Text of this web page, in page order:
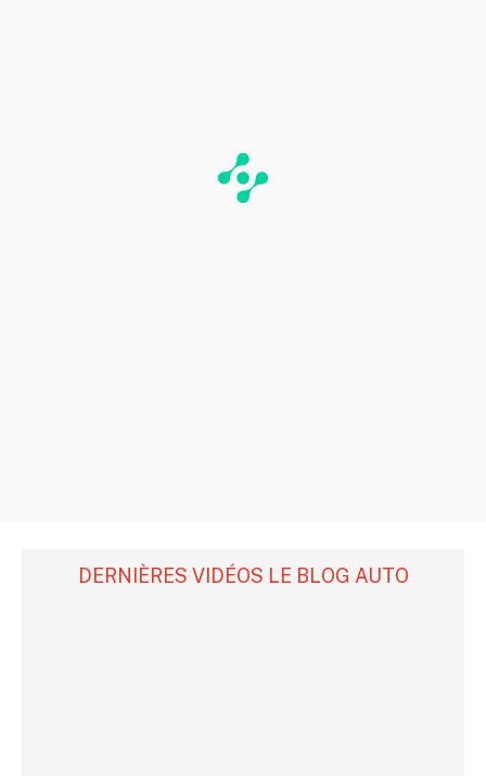
DERNIÈRES VIDÉOS LE BLOG AUTO